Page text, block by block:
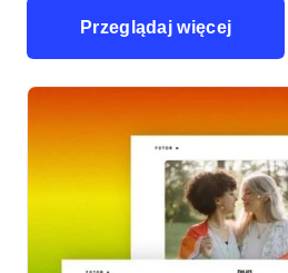
Przeglądaj więcej